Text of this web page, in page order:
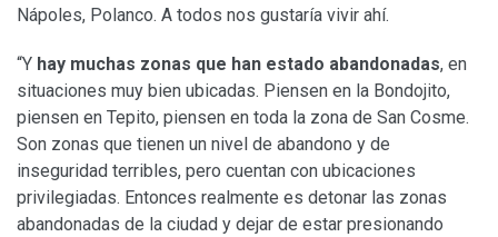
Nápoles, Polanco. A todos nos gustaría vivir ahí.
“Y hay muchas zonas que han estado abandonadas, en
situaciones muy bien ubicadas. Piensen en la Bondojito,
piensen en Tepito, piensen en toda la zona de San Cosme.
Son zonas que tienen un nivel de abandono y de
inseguridad terribles, pero cuentan con ubicaciones
privilegiadas. Entonces realmente es detonar las zonas
abandonadas de la ciudad y dejar de estar presionando